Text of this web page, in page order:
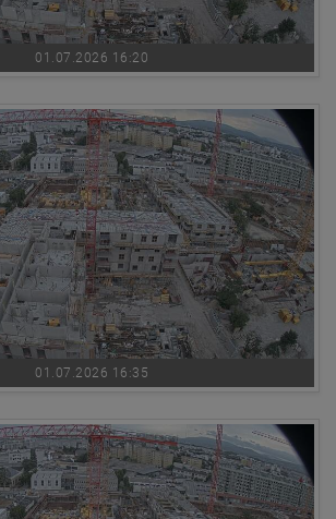
01.07.2026 16:20
01.07.2026 16:35